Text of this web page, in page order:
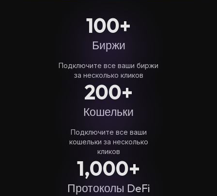
100+
Биржи
Подключите все ваши биржи
за несколько кликов
200+
Кошельки
Подключите все ваши
кошельки за несколько
кликов
1,000+
Протоколы DeFi